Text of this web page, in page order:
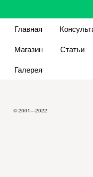
Главная
Магазин
Статьи
Галерея
© 2001—2022